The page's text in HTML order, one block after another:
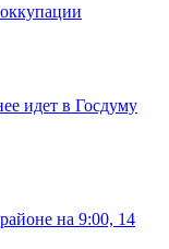
идет в Госдуму
на 9:00, 14